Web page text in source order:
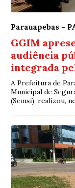
Parauapebas -
GGIM
audiência
integrada
A Prefeitura de
Municipal de
(Semsi), realizou,